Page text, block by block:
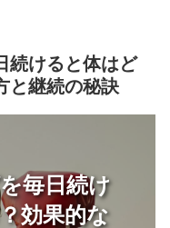
続けると体はど
と継続の秘訣
毎日続け
効果的な